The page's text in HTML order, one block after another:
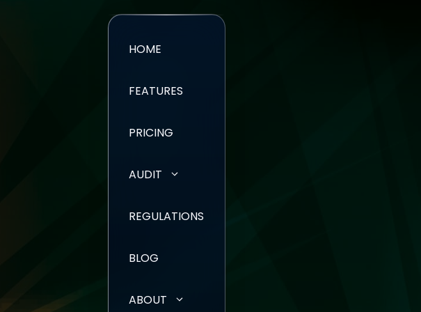
HOME
FEATURES
PRICING
AUDIT
REGULATIONS
BLOG
ABOUT